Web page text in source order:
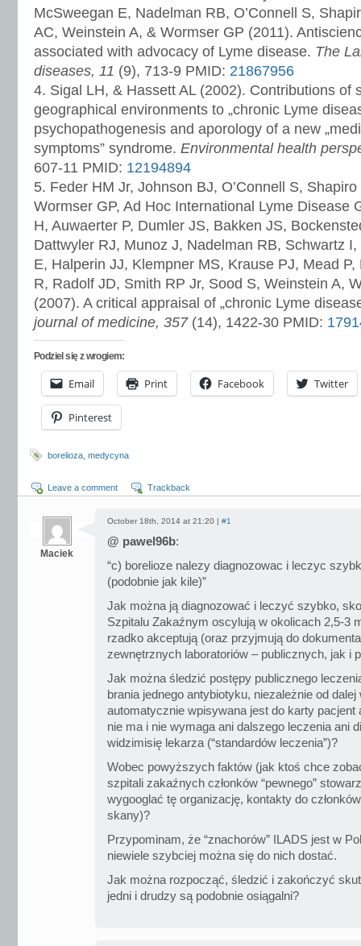
McSweegan E, Nadelman RB, O’Connell S,
AC, Weinstein A, & Wormser GP (2011).
associated with advocacy of Lyme disease. The
diseases, 11 (9), 713-9 PMID: 21867956
4. Sigal LH, & Hassett AL (2002). Contributions of
geographical environments to „chronic Lyme
psychopathogenesis and aporology of a new
symptoms” syndrome. Environmental health
607-11 PMID: 12194894
5. Feder HM Jr, Johnson BJ, O’Connell S,
Wormser GP, Ad Hoc International Lyme Disease
H, Auwaerter P, Dumler JS, Bakken JS,
Dattwyler RJ, Munoz J, Nadelman RB, Schwartz
E, Halperin JJ, Klempner MS, Krause PJ, Mead
R, Radolf JD, Smith RP Jr, Sood S, Weinstein A,
(2007). A critical appraisal of „chronic Lyme
journal of medicine, 357(14), 1422-30 PMID:
Podziel się z wrogiem:
Email Print Facebook Twitter
Pinterest
borelioza medycyna
Leave a comment Trackback
Maciek
October 18th, 2014 at 21:20 | #1
@ pawel96b:
“c) borelioze nalezy diagnozowac i leczyc
(podobnie jak kile)”
Jak można ją diagnozować i leczyć szybko,
Szpitalu Zakaźnym oscylują w okolicach 2,5-3
rzadko akceptują (oraz przyjmują do
zewnętrznych laboratoriów – publicznych, jak i
Jak można śledzić postępy publicznego
brania jednego antybiotyku, niezależnie od
automatycznie wpisywana jest do karty pacjent
nie ma i nie wymaga ani dalszego leczenia ani
widzimisię lekarza (“standardów leczenia”)?
Wobec powyższych faktów (jak ktoś chce
szpitali zakaźnych członków “pewnego”
wygooglać tę organizację, kontakty do
skany)?
Przypominam, że “znachorów” ILADS jest w
niewiele szybciej można się do nich dostać.
Jak można rozpocząć, śledzić i zakończyć
jedni i drudzy są podobnie osiągalni?